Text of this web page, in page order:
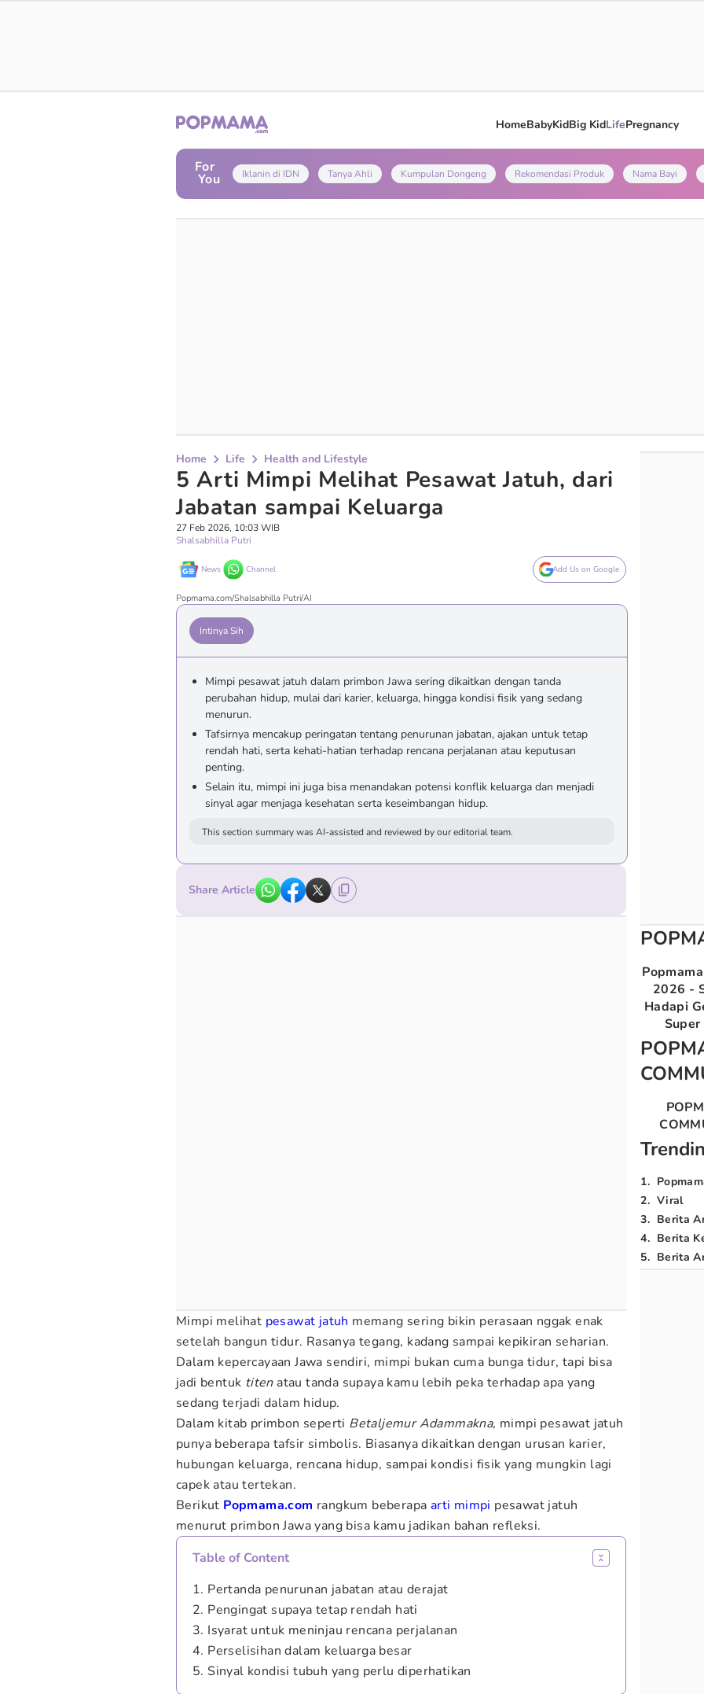
HomeBabyKidBig KidLifePregnancy
For
You Iklanin di IDN Tanya Ahli Kumpulan Dongeng Rekomendasi Produk Nama Bayi
Home Life Health and Lifestyle
5 Arti Mimpi Melihat Pesawat Jatuh, dari
Jabatan sampai Keluarga
27 Feb 2026, 10:03 WIB
Shalsabhilla Putri
News Channel Add Us on Google
Popmama.com/Shalsabhilla Putri/AI
Intinya Sih
Mimpi pesawat jatuh dalam primbon Jawa sering dikaitkan dengan tanda
perubahan hidup, mulai dari karier, keluarga, hingga kondisi fisik yang sedang
menurun.
Tafsirnya mencakup peringatan tentang penurunan jabatan, ajakan untuk tetap
rendah hati, serta kehati-hatian terhadap rencana perjalanan atau keputusan
penting.
Selain itu, mimpi ini juga bisa menandakan potensi konflik keluarga dan menjadi
sinyal agar menjaga kesehatan serta keseimbangan hidup.
This section summary was AI-assisted and reviewed by our editorial team.
Share Article
Mimpi melihat pesawat jatuh memang sering bikin perasaan nggak enak
setelah bangun tidur. Rasanya tegang, kadang sampai kepikiran seharian.
Dalam kepercayaan Jawa sendiri, mimpi bukan cuma bunga tidur, tapi bisa
jadi bentuk titenatau tanda supaya kamu lebih peka terhadap apa yang
sedang terjadi dalam hidup.
Dalam kitab primbon seperti Betaljemur Adammakna, mimpi pesawat jatuh
punya beberapa tafsir simbolis. Biasanya dikaitkan dengan urusan karier,
hubungan keluarga, rencana hidup, sampai kondisi fisik yang mungkin lagi
capek atau tertekan.
Berikut Popmama.com rangkum beberapa arti mimpi pesawat jatuh
menurut primbon Jawa yang bisa kamu jadikan bahan refleksi.
Table of Content
1. Pertanda penurunan jabatan atau derajat
2. Pengingat supaya tetap rendah hati
3. Isyarat untuk meninjau rencana perjalanan
4. Perselisihan dalam keluarga besar
5. Sinyal kondisi tubuh yang perlu diperhatikan
2026 -
Hadapi
1.
2. Viral
3. Berita
4. Berita
5. Berita